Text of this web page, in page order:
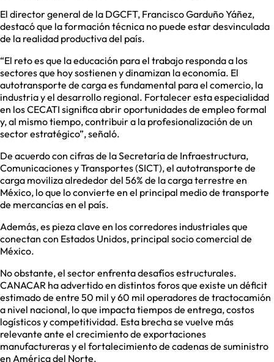
El director general de la DGCFT, Francisco Garduño Yáñez,
destacó que la formación técnica no puede estar desvinculada
de la realidad productiva del país.
“El reto es que la educación para el trabajo responda a los
sectores que hoy sostienen y dinamizan la economía. El
autotransporte de carga es fundamental para el comercio, la
industria y el desarrollo regional. Fortalecer esta especialidad
en los CECATI significa abrir oportunidades de empleo formal
y, al mismo tiempo, contribuir a la profesionalización de un
sector estratégico”, señaló.
De acuerdo con cifras de la Secretaría de Infraestructura,
Comunicaciones y Transportes (SICT), el autotransporte de
carga moviliza alrededor del 56% de la carga terrestre en
México, lo que lo convierte en el principal medio de transporte
de mercancías en el país.
Además, es pieza clave en los corredores industriales que
conectan con Estados Unidos, principal socio comercial de
México.
No obstante, el sector enfrenta desafíos estructurales.
CANACAR ha advertido en distintos foros que existe un déficit
estimado de entre 50 mil y 60 mil operadores de tractocamión
a nivel nacional, lo que impacta tiempos de entrega, costos
logísticos y competitividad. Esta brecha se vuelve más
relevante ante el crecimiento de exportaciones
manufactureras y el fortalecimiento de cadenas de suministro
en América del Norte.